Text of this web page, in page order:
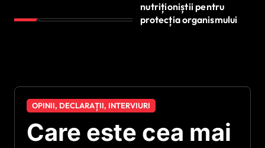
nutriționiștii pentru
protecția organismului
OPINII, DECLARAȚII, INTERVIURI
Care este cea mai